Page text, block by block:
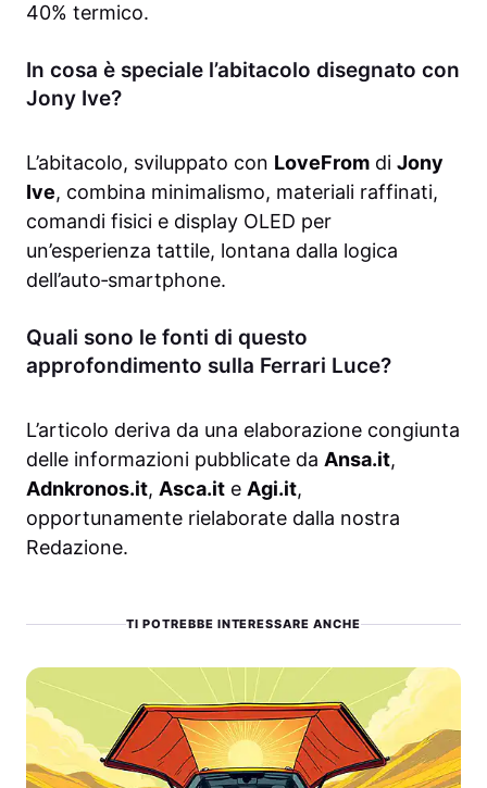
40% termico.
In cosa è speciale l’abitacolo disegnato con
Jony Ive?
L’abitacolo, sviluppato con LoveFrom di Jony
Ive, combina minimalismo, materiali raffinati,
comandi fisici e display OLED per
un’esperienza tattile, lontana dalla logica
dell’auto‑smartphone.
Quali sono le fonti di questo
approfondimento sulla Ferrari Luce?
L’articolo deriva da una elaborazione congiunta
delle informazioni pubblicate da Ansa.it,
Adnkronos.it, Asca.it e Agi.it,
opportunamente rielaborate dalla nostra
Redazione.
TI POTREBBE INTERESSARE ANCHE